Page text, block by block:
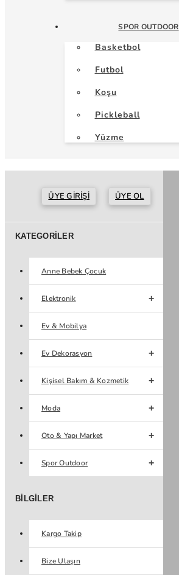
SPOR OUTDOOR
Basketbol
Futbol
Koşu
Pickleball
Yüzme
ÜYE GIRIŞI ÜYE OL
KATEGORILER
Anne Bebek Çocuk
Elektronik
Ev & Mobilya
Ev Dekorasyon
Kişisel Bakım & Kozmetik
Moda
Oto & Yapı Market
Spor Outdoor
BILGILER
Kargo Takip
Bize Ulaşın